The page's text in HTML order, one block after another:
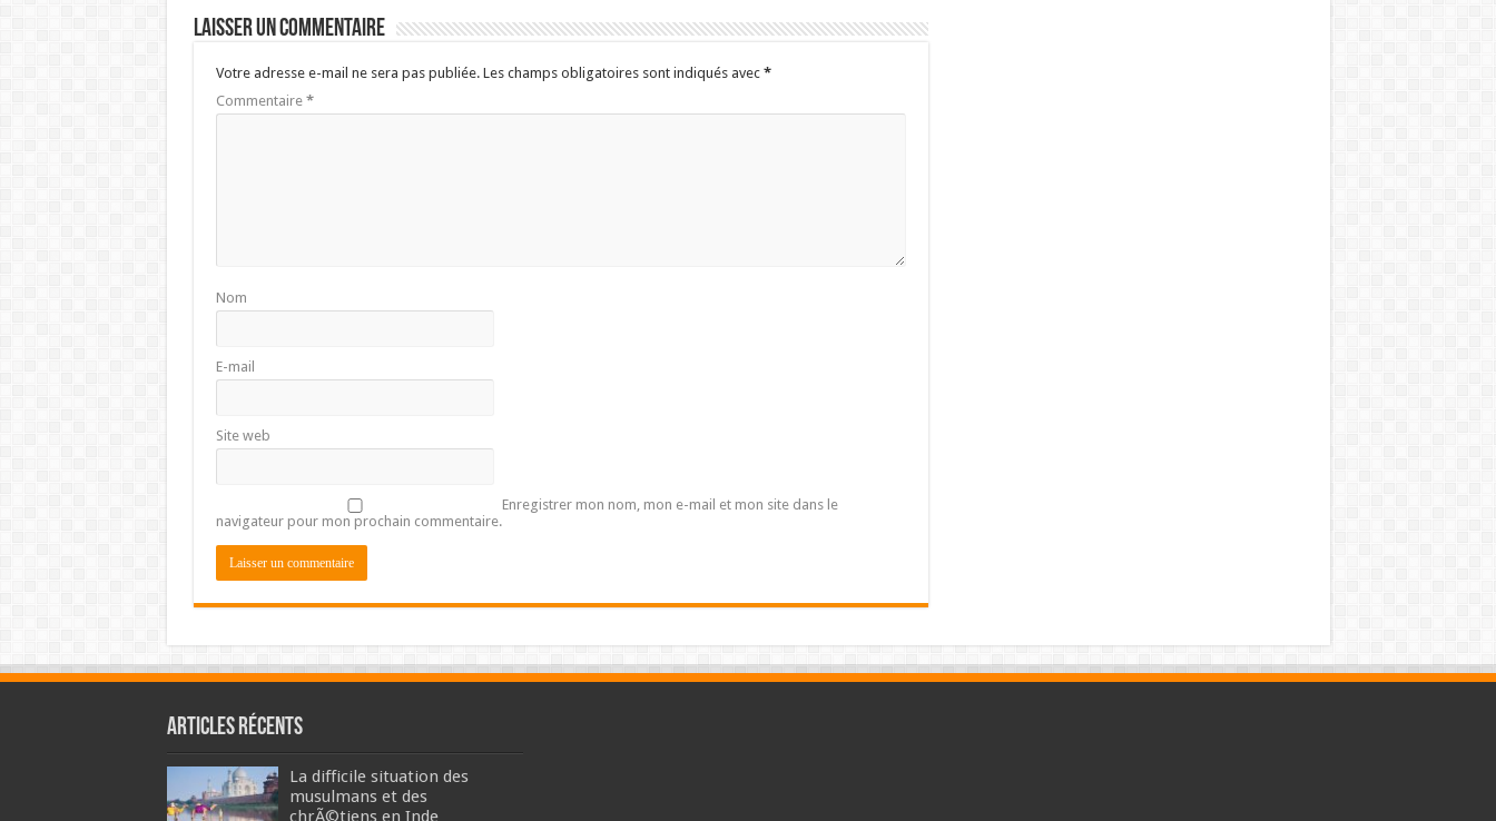
Laisser un commentaire
Votre adresse e-mail ne sera pas publiée. Les champs obligatoires sont indiqués avec *
Commentaire *
Nom
E-mail
Site web
Enregistrer mon nom, mon e-mail et mon site dans le
navigateur pour mon prochain commentaire.
Articles récents
La difficile situation des
musulmans et des